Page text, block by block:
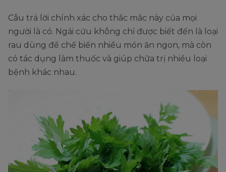
Câu trả lời chính xác cho thắc mắc này của mọi
người là có. Ngải cứu không chỉ được biết đến là loại
rau dùng để chế biến nhiều món ăn ngon, mà còn
có tác dụng làm thuốc và giúp chữa trị nhiều loại
bệnh khác nhau.